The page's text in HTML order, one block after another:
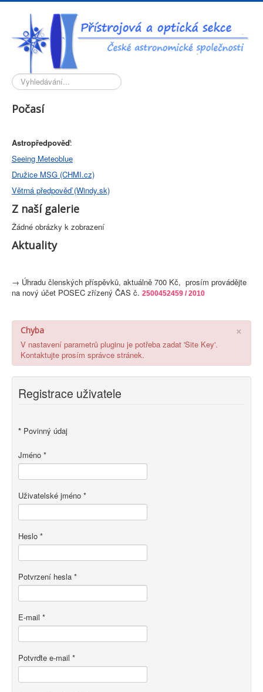
Vyhledávání...
Počasí
Astropředpověď:
Seeing Meteoblue
Družice MSG (CHMI.cz)
Větrná předpověď (Windy.sk)
Z naší galerie
Žádné obrázky k zobrazení
Aktuality
→ Úhradu členských příspěvků, aktuálně 700 Kč, prosím provádějte
na nový účet POSEC zřízený ČAS č. 2500452459 / 2010
×
Chyba
V nastavení parametrů pluginu je potřeba zadat 'Site Key'.
Kontaktujte prosím správce stránek.
Registrace uživatele
* Povinný údaj
Jméno *
Uživatelské jméno *
Heslo *
Potvrzení hesla *
E-mail *
Potvrďte e-mail *